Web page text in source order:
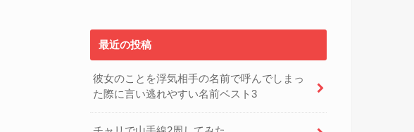
最近の投稿
彼女のことを浮気相手の名前で呼んでしまっ
た際に言い逃れやすい名前ベスト3